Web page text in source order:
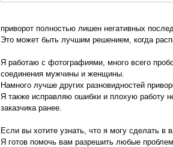
приворот полностью лишен негативных
Это может быть лучшим решением, когда
Я работаю с фотографиями, много всего
соединения мужчины и женщины.
Намного лучше других разновидностей
Я также исправляю ошибки и плохую работу
заказчика ранее.
Если вы хотите узнать, что я могу сделать
Я готов помочь вам разрешить любые